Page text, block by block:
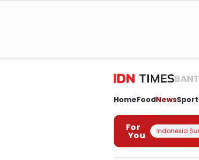
HomeFoodNewsSport
For
You Indonesia